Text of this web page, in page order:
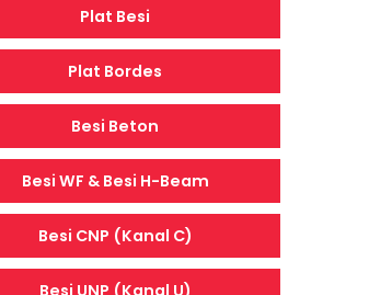
Plat Besi
Plat Bordes
Besi Beton
Besi WF & Besi H-Beam
Besi CNP (Kanal C)
Besi UNP (Kanal U)